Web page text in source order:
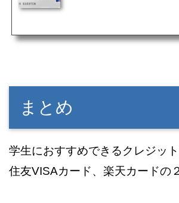
まとめ
学生におすすめできるクレジッ
住友VISAカード、楽天カードの